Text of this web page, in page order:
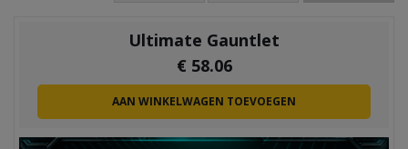
Ultimate Gauntlet
€ 58.06
AAN WINKELWAGEN TOEVOEGEN